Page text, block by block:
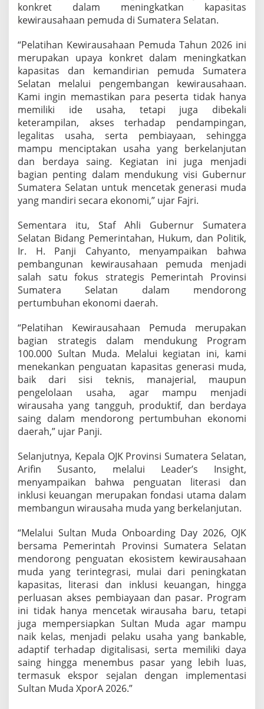
konkret dalam meningkatkan kapasitas
kewirausahaan pemuda di Sumatera Selatan.
“Pelatihan Kewirausahaan Pemuda Tahun 2026 ini
merupakan upaya konkret dalam meningkatkan
kapasitas dan kemandirian pemuda Sumatera
Selatan melalui pengembangan kewirausahaan.
Kami ingin memastikan para peserta tidak hanya
memiliki ide usaha, tetapi juga dibekali
keterampilan, akses terhadap pendampingan,
legalitas usaha, serta pembiayaan, sehingga
mampu menciptakan usaha yang berkelanjutan
dan berdaya saing. Kegiatan ini juga menjadi
bagian penting dalam mendukung visi Gubernur
Sumatera Selatan untuk mencetak generasi muda
yang mandiri secara ekonomi,” ujar Fajri.
Sementara itu, Staf Ahli Gubernur Sumatera
Selatan Bidang Pemerintahan, Hukum, dan Politik,
Ir. H. Panji Cahyanto, menyampaikan bahwa
pembangunan kewirausahaan pemuda menjadi
salah satu fokus strategis Pemerintah Provinsi
Sumatera Selatan dalam mendorong
pertumbuhan ekonomi daerah.
“Pelatihan Kewirausahaan Pemuda merupakan
bagian strategis dalam mendukung Program
100.000 Sultan Muda. Melalui kegiatan ini, kami
menekankan penguatan kapasitas generasi muda,
baik dari sisi teknis, manajerial, maupun
pengelolaan usaha, agar mampu menjadi
wirausaha yang tangguh, produktif, dan berdaya
saing dalam mendorong pertumbuhan ekonomi
daerah,” ujar Panji.
Selanjutnya, Kepala OJK Provinsi Sumatera Selatan,
Arifin Susanto, melalui Leader’s Insight,
menyampaikan bahwa penguatan literasi dan
inklusi keuangan merupakan fondasi utama dalam
membangun wirausaha muda yang berkelanjutan.
“Melalui Sultan Muda Onboarding Day 2026, OJK
bersama Pemerintah Provinsi Sumatera Selatan
mendorong penguatan ekosistem kewirausahaan
muda yang terintegrasi, mulai dari peningkatan
kapasitas, literasi dan inklusi keuangan, hingga
perluasan akses pembiayaan dan pasar. Program
ini tidak hanya mencetak wirausaha baru, tetapi
juga mempersiapkan Sultan Muda agar mampu
naik kelas, menjadi pelaku usaha yang bankable,
adaptif terhadap digitalisasi, serta memiliki daya
saing hingga menembus pasar yang lebih luas,
termasuk ekspor sejalan dengan implementasi
Sultan Muda XporA 2026.”